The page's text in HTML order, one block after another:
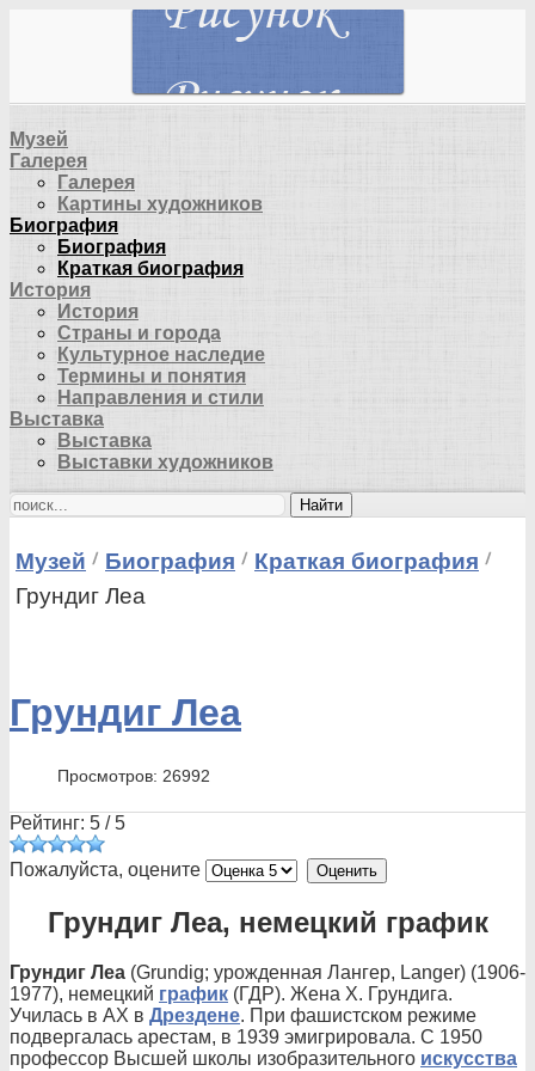
Музей
Галерея
Галерея
Картины художников
Биография
Биография
Краткая биография
История
История
Страны и города
Культурное наследие
Термины и понятия
Направления и стили
Выставка
Выставка
Выставки художников
Найти
Музей Биография
Краткая биография
Грундиг Леа
Грундиг Леа
Просмотров: 26992
Рейтинг: 5 /5
Пожалуйста, оцените
Грундиг Леа, немецкий график
Грундиг Леа (Grundig; урожденная Лангеp, Langer) (1906-
1977), немецкий график (ГДР). Жена Х. Грундига.
Училась в АХ в Дрездене. При фашистском режиме
подвергалась арестам, в 1939 эмигрировала. С 1950
профессор Высшей школы изобразительного искусства